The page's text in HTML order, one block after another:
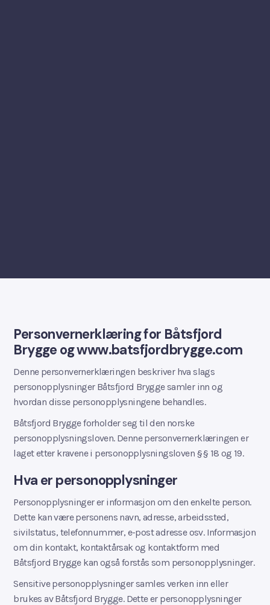
Personvernerklæring for Båtsfjord
Brygge og www.batsfjordbrygge.com
Denne personvernerklæringen beskriver hva slags
personopplysninger Båtsfjord Brygge samler inn og
hvordan disse personopplysningene behandles.
Båtsfjord Brygge forholder seg til den norske
personopplysningsloven. Denne personvernerklæringen er
laget etter kravene i personopplysningsloven §§ 18 og 19.
Hva er personopplysninger
Personopplysninger er informasjon om den enkelte person.
Dette kan være personens navn, adresse, arbeidssted,
sivilstatus, telefonnummer, e-post adresse osv. Informasjon
om din kontakt, kontaktårsak og kontaktform med
Båtsfjord Brygge kan også forstås som personopplysninger.
Sensitive personopplysninger samles verken inn eller
brukes av Båtsfjord Brygge. Dette er personopplysninger